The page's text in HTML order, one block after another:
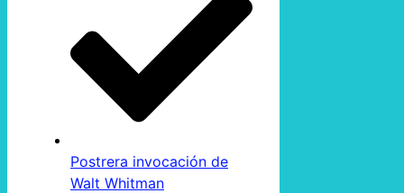
Postrera invocación de
Walt Whitman